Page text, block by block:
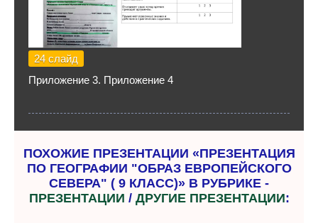
24 слайд
Приложение 3. Приложение 4
ПОХОЖИЕ ПРЕЗЕНТАЦИИ «ПРЕЗЕНТАЦИЯ
ПО ГЕОГРАФИИ "ОБРАЗ ЕВРОПЕЙСКОГО
СЕВЕРА" ( 9 КЛАСС)» В РУБРИКЕ -
ПРЕЗЕНТАЦИИ / ДРУГИЕ ПРЕЗЕНТАЦИИ: